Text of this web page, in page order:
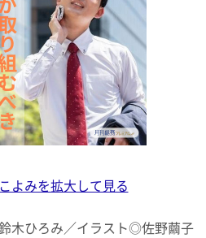
よみを拡大して見る
木ひろみ／イラスト◎佐野繭子